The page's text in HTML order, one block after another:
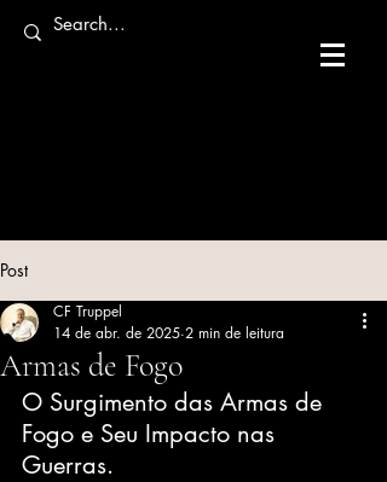
Post
Armas de Fogo
CF Truppel
14 de abr. de 2025 2 min de leitura
O Surgimento das Armas de
Fogo e Seu Impacto nas
Guerras.